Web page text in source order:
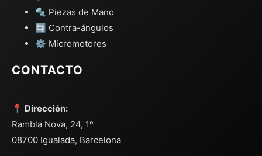
🔩 Piezas de Mano
🔄 Contra-ángulos
⚙️ Micromotores
CONTACTO
📍 Dirección:
Rambla Nova, 24, 1º
08700 Igualada, Barcelona